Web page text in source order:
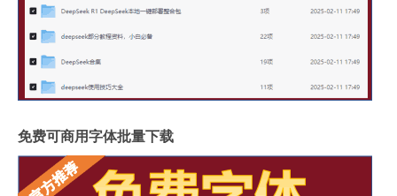
免费可商用字体批量下载